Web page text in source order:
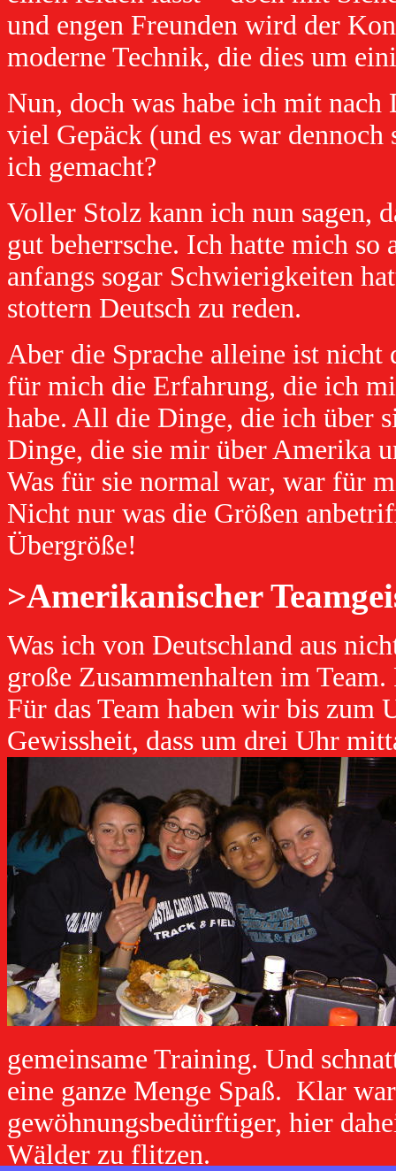
und engen Freunden wird der
moderne Technik, die dies um
Nun, doch was habe ich mit
viel Gepäck (und es war
ich gemacht?
Voller Stolz kann ich nun sagen,
gut beherrsche. Ich hatte mich so
anfangs sogar Schwierigkeiten
stottern Deutsch zu reden.
Aber die Sprache alleine ist
für mich die Erfahrung, die ich
habe. All die Dinge, die ich über
Dinge, die sie mir über Amerika
Was für sie normal war, war für
Nicht nur was die Größen
Übergröße!
>Amerikanischer
Was ich von Deutschland aus
große Zusammenhalten im
Für das Team haben wir bis zum
Gewissheit, dass um drei Uhr
gemeinsame Training. Und
eine ganze Menge Spaß. Klar
gewöhnungsbedürftiger, hier
Wälder zu flitzen.